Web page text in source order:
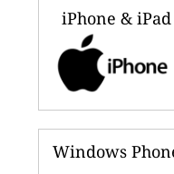
iPhone & iPad
Windows